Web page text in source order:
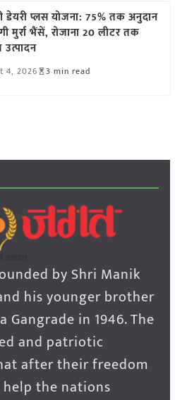
डेयरी प्लस योजना: 75% तक अनुदान
मुर्रा भैंसें, रोजाना 20 लीटर तक
उत्पादन
4, 2026 3 min read
by Shri Manik
his younger brother
Gangrade in 1946. The
and patriotic
after their freedom
the nations